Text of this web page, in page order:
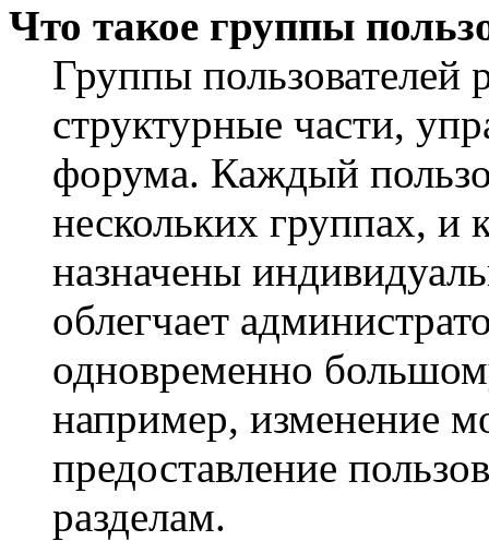
Что такое группы
Группы пользователей
структурные части,
форума. Каждый
нескольких группах, и
назначены
облегчает
одновременно
например, изменение
предоставление
разделам.